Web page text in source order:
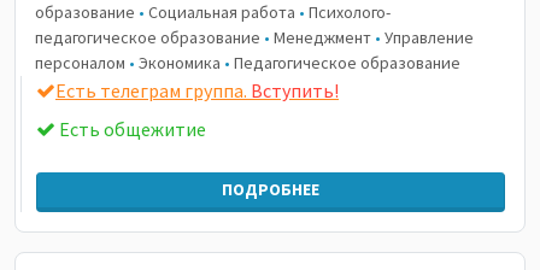
образование • Социальная работа • Психолого-
педагогическое образование • Менеджмент • Управление
персоналом • Экономика • Педагогическое образование
Есть телеграм группа. Вступить!
Есть общежитие
ПОДРОБНЕЕ